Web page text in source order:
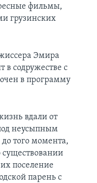
фильмы,
грузинских
Эмира
в содружестве с
в программу
вдали от
неусыпным
того момента,
существовании
поселение
парень с